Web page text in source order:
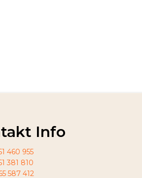
Info
460 955
381 810
587 412